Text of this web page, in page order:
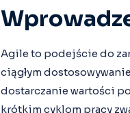
Agile to podejście do
ciągłym
dostarczanie wartości
krótkim cyklom pracy